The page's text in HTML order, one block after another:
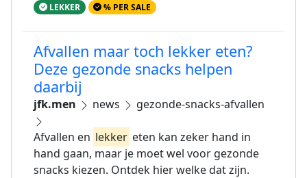
LEKKER % PER SALE
Afvallen maar toch lekker eten?
Deze gezonde snacks helpen
daarbij
jfk.men news gezonde-snacks-afvallen
Afvallen en lekker eten kan zeker hand in
hand gaan, maar je moet wel voor gezonde
snacks kiezen. Ontdek hier welke dat zijn.